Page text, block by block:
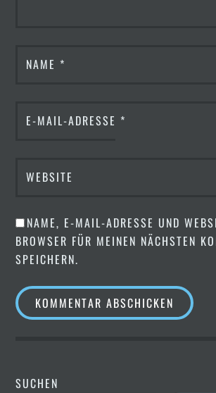
NAME *
E-MAIL-ADRESSE *
WEBSITE
NAME, E-MAIL-ADRESSE UND
BROWSER FÜR MEINEN NÄCHSTEN
SPEICHERN.
SUCHEN